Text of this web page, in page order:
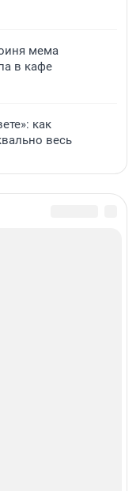
мема
в кафе
как
весь